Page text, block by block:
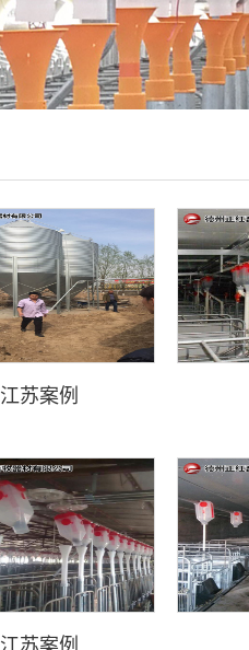
江苏案例
江苏案例